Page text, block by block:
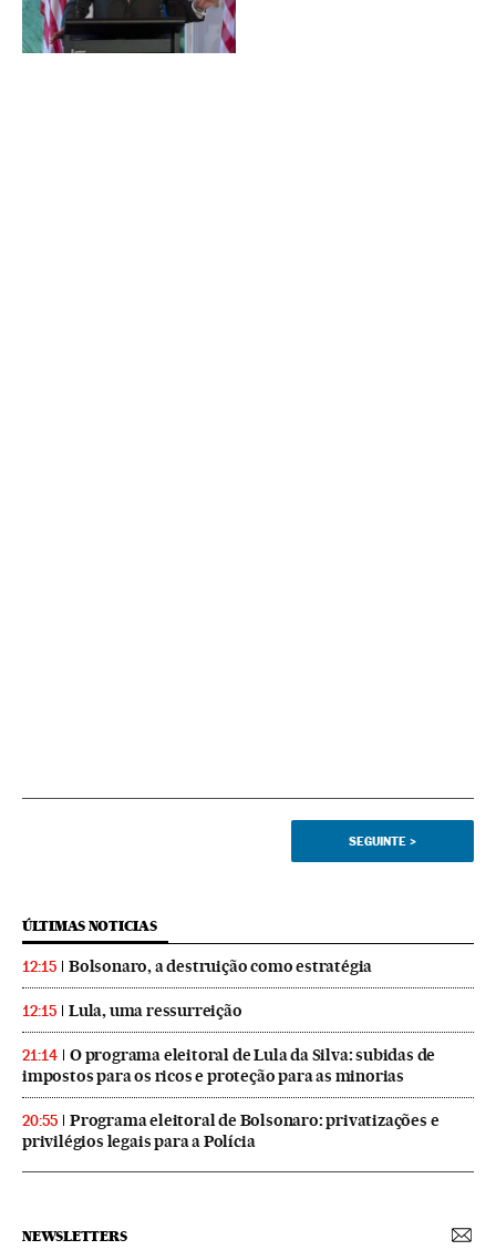
SEGUINTE >
ÚLTIMAS NOTICIAS
12:15 Bolsonaro, a destruição como estratégia
12:15 Lula, uma ressurreição
21:14
O programa eleitoral de Lula da Silva: subidas de
impostos para os ricos e proteção para as minorias
20:55
Programa eleitoral de Bolsonaro: privatizações e
privilégios legais para a Polícia
NEWSLETTERS